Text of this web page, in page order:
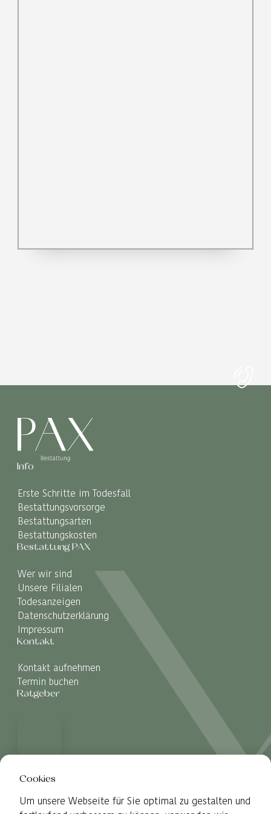
Info
Erste Schritte im Todesfall
Bestattungsvorsorge
Bestattungsarten
Bestattungskosten
Bestattung PAX
Wer wir sind
Unsere Filialen
Todesanzeigen
Datenschutzerklärung
Impressum
Kontakt
Kontakt aufnehmen
Termin buchen
Ratgeber
Cookies
Um unsere Webseite für Sie optimal zu gestalten und